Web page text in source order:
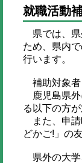
就職活動
県では、県
ため、県内
行います。
補助対象者
鹿児島県外
る以下の方が
また、申請
どかご!」の
県外の大学